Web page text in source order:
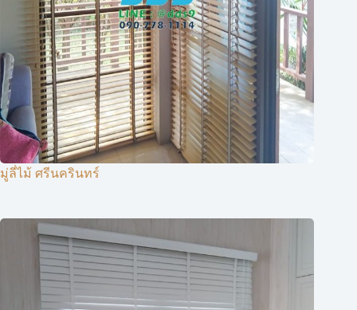
มู่ลี่ไม้ ศรีนครินทร์